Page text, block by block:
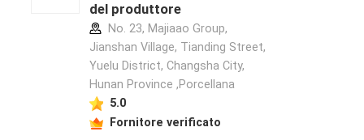
del produttore
No. 23, Majiaao Group,
Jianshan Village, Tianding Street,
Yuelu District, Changsha City,
Hunan Province ,Porcellana
5.0
Fornitore verificato